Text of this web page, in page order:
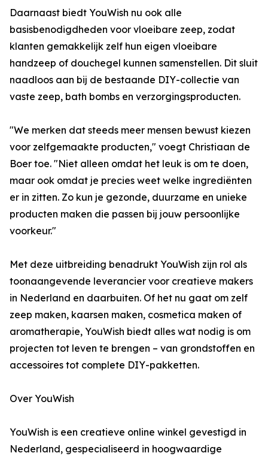
Daarnaast biedt YouWish nu ook alle
basisbenodigdheden voor vloeibare zeep, zodat
klanten gemakkelijk zelf hun eigen vloeibare
handzeep of douchegel kunnen samenstellen. Dit sluit
naadloos aan bij de bestaande DIY-collectie van
vaste zeep, bath bombs en verzorgingsproducten.
"We merken dat steeds meer mensen bewust kiezen
voor zelfgemaakte producten," voegt Christiaan de
Boer toe. "Niet alleen omdat het leuk is om te doen,
maar ook omdat je precies weet welke ingrediënten
er in zitten. Zo kun je gezonde, duurzame en unieke
producten maken die passen bij jouw persoonlijke
voorkeur."
Met deze uitbreiding benadrukt YouWish zijn rol als
toonaangevende leverancier voor creatieve makers
in Nederland en daarbuiten. Of het nu gaat om zelf
zeep maken, kaarsen maken, cosmetica maken of
aromatherapie, YouWish biedt alles wat nodig is om
projecten tot leven te brengen – van grondstoffen en
accessoires tot complete DIY-pakketten.
Over YouWish
YouWish is een creatieve online winkel gevestigd in
Nederland, gespecialiseerd in hoogwaardige